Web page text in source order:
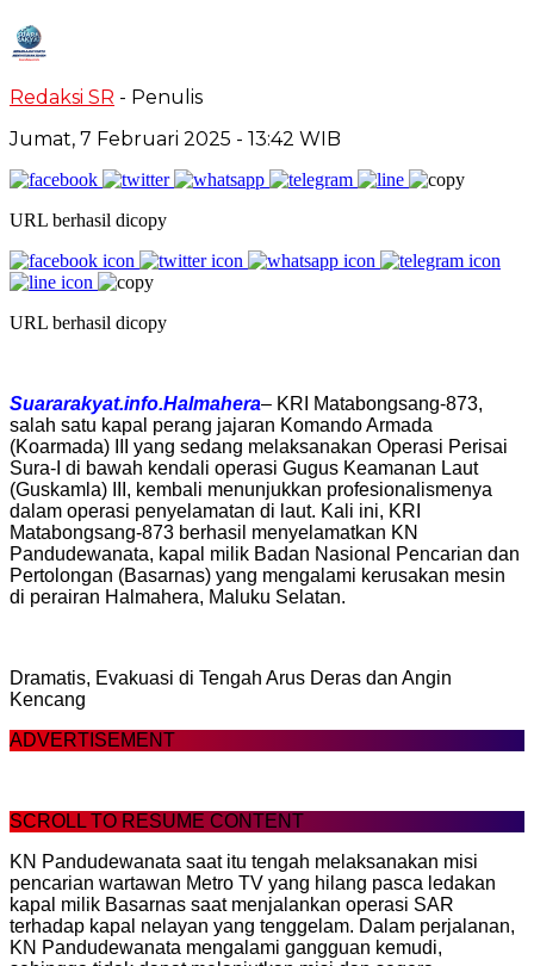
Redaksi SR - Penulis
Jumat, 7 Februari 2025 - 13:42 WIB
URL berhasil dicopy
URL berhasil dicopy
Suararakyat.info.Halmahera– KRI Matabongsang-873,
salah satu kapal perang jajaran Komando Armada
(Koarmada) III yang sedang melaksanakan Operasi Perisai
Sura-I di bawah kendali operasi Gugus Keamanan Laut
(Guskamla) III, kembali menunjukkan profesionalismenya
dalam operasi penyelamatan di laut. Kali ini, KRI
Matabongsang-873 berhasil menyelamatkan KN
Pandudewanata, kapal milik Badan Nasional Pencarian dan
Pertolongan (Basarnas) yang mengalami kerusakan mesin
di perairan Halmahera, Maluku Selatan.
Dramatis, Evakuasi di Tengah Arus Deras dan Angin
Kencang
ADVERTISEMENT
SCROLL TO RESUME CONTENT
KN Pandudewanata saat itu tengah melaksanakan misi
pencarian wartawan Metro TV yang hilang pasca ledakan
kapal milik Basarnas saat menjalankan operasi SAR
terhadap kapal nelayan yang tenggelam. Dalam perjalanan,
KN Pandudewanata mengalami gangguan kemudi,